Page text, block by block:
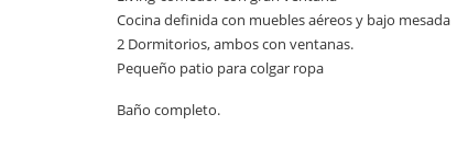
Cocina definida con muebles aéreos y bajo mesada
2 Dormitorios, ambos con ventanas.
Pequeño patio para colgar ropa
Baño completo.